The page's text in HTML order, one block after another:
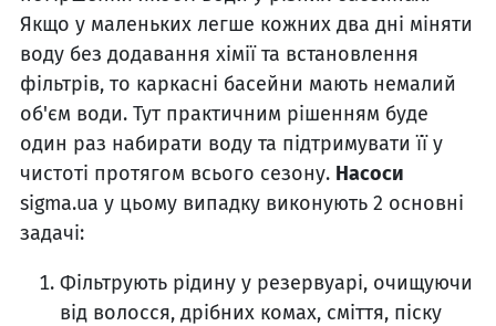
Якщо у маленьких легше кожних два дні міняти
воду без додавання хімії та встановлення
фільтрів, то каркасні басейни мають немалий
об'єм води. Тут практичним рішенням буде
один раз набирати воду та підтримувати її у
чистоті протягом всього сезону. Насоси
sigma.ua у цьому випадку виконують 2 основні
задачі:
Фільтрують рідину у резервуарі, очищуючи
від волосся, дрібних комах, сміття, піску